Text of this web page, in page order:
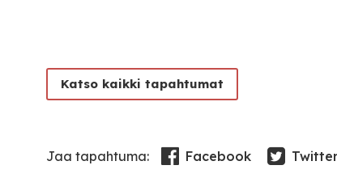
Katso kaikki tapahtumat
Jaa tapahtuma: Facebook